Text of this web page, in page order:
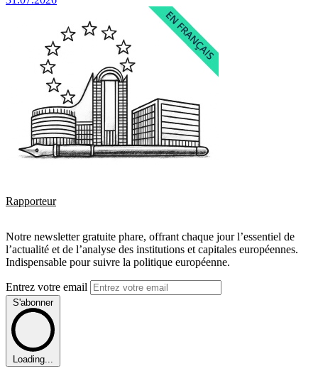
Rapporteur
Notre newsletter gratuite phare, offrant chaque jour l’essentiel de
l’actualité et de l’analyse des institutions et capitales européennes.
Indispensable pour suivre la politique européenne.
Entrez votre email
S'abonner
Loading...